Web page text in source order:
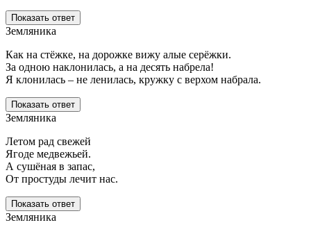
Показать ответ
Земляника
Как на стёжке, на дорожке вижу алые серёжки.
За одною наклонилась, а на десять набрела!
Я клонилась – не ленилась, кружку с верхом набрала.
Показать ответ
Земляника
Летом рад свежей
Ягоде медвежьей.
А сушёная в запас,
От простуды лечит нас.
Показать ответ
Земляника